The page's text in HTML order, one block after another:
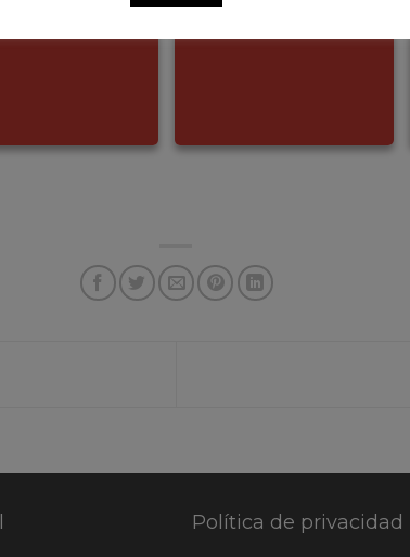
Política de privacidad